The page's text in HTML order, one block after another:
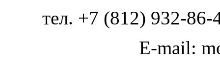
тел. +7 (812) 932-
E-mail: